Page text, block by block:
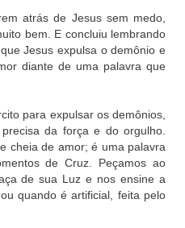
atrás de Jesus sem medo,
bem. E concluiu lembrando
Jesus expulsa o demônio e
diante de uma palavra que
para expulsar os demônios,
da força e do orgulho.
cheia de amor; é uma palavra
de Cruz. Peçamos ao
de sua Luz e nos ensine a
quando é artificial, feita pelo